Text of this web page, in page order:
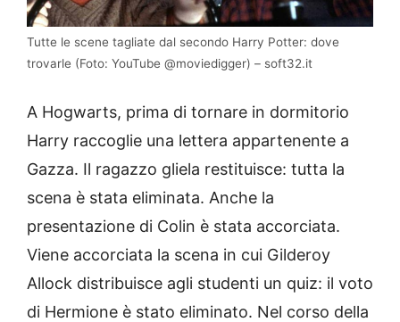
Tutte le scene tagliate dal secondo Harry Potter: dove
trovarle (Foto: YouTube @moviedigger) – soft32.it
A Hogwarts, prima di tornare in dormitorio
Harry raccoglie una lettera appartenente a
Gazza. Il ragazzo gliela restituisce: tutta la
scena è stata eliminata. Anche la
presentazione di Colin è stata accorciata.
Viene accorciata la scena in cui Gilderoy
Allock distribuisce agli studenti un quiz: il voto
di Hermione è stato eliminato. Nel corso della